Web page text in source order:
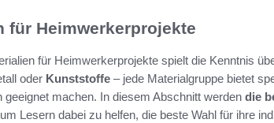
für Heimwerkerprojekte
für Heimwerkerprojekte spielt die Kenntnis
oder Kunststoffe – jede Materialgruppe bietet
machen. In diesem Abschnitt werden die
Lesern dabei zu helfen, die beste Wahl für ihre